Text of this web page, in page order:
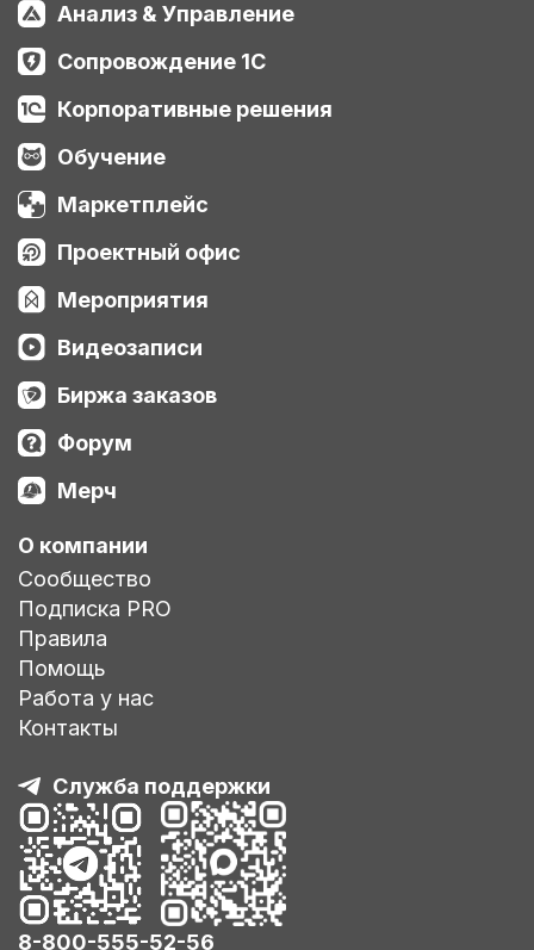
Анализ & Управление
Сопровождение 1С
Корпоративные решения
Обучение
Маркетплейс
Проектный офис
Мероприятия
Видеозаписи
Биржа заказов
Форум
Мерч
О компании
Сообщество
Подписка PRO
Правила
Помощь
Работа у нас
Контакты
Служба поддержки
8-800-555-52-56